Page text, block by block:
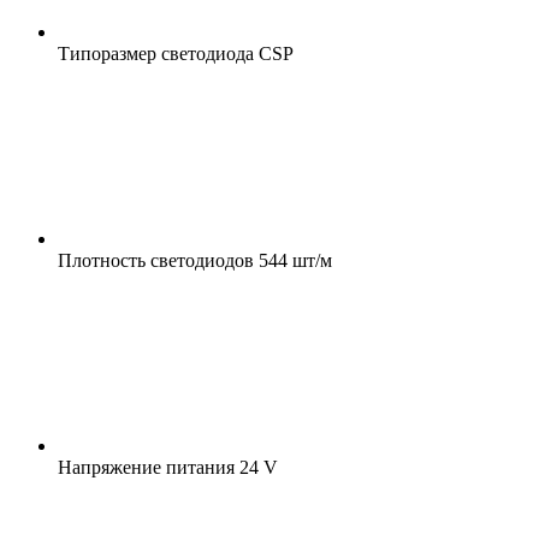
Типоразмер светодиода CSP
Плотность светодиодов 544 шт/м
Напряжение питания 24 V